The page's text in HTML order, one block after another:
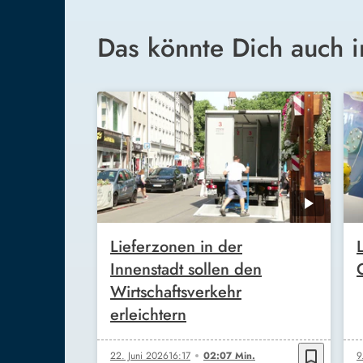
Das könnte Dich auch
Lieferzonen in der
Innenstadt sollen den
Wirtschaftsverkehr
erleichtern
22. Juni 202616:17 02:07 Min. bookmark_border